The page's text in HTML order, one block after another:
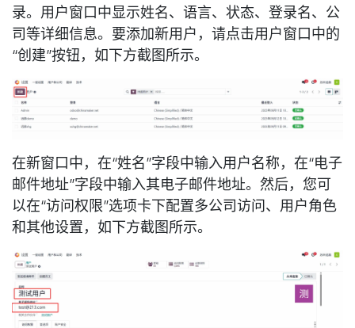
录。用户窗口中显示姓名、语言、状态、登录名、公
司等详细信息。要添加新用户，请点击用户窗口中的
“创建”按钮，如下方截图所示。
在新窗口中，在“姓名”字段中输入用户名称，在“电子
邮件地址”字段中输入其电子邮件地址。然后，您可
以在“访问权限”选项卡下配置多公司访问、用户角色
和其他设置，如下方截图所示。